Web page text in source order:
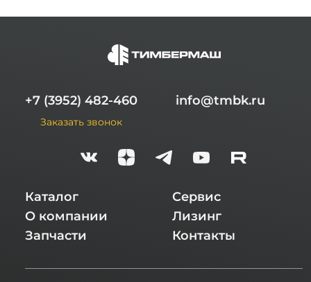
+7 (3952) 482-460
Заказать звонок
info@tmbk.ru
Каталог
О компании
Запчасти
Сервис
Лизинг
Контакты